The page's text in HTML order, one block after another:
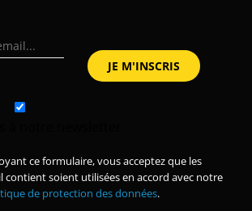
ce formulaire, vous acceptez que les
soient utilisées en accord avec notre
de protection des données.